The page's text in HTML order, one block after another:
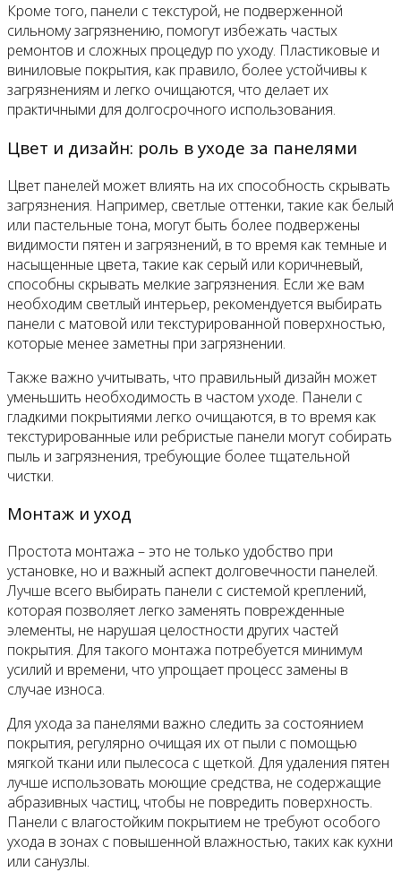
Кроме того, панели с текстурой, не подверженной
сильному загрязнению, помогут избежать частых
ремонтов и сложных процедур по уходу. Пластиковые и
виниловые покрытия, как правило, более устойчивы к
загрязнениям и легко очищаются, что делает их
практичными для долгосрочного использования.
Цвет и дизайн: роль в уходе за панелями
Цвет панелей может влиять на их способность скрывать
загрязнения. Например, светлые оттенки, такие как белый
или пастельные тона, могут быть более подвержены
видимости пятен и загрязнений, в то время как темные и
насыщенные цвета, такие как серый или коричневый,
способны скрывать мелкие загрязнения. Если же вам
необходим светлый интерьер, рекомендуется выбирать
панели с матовой или текстурированной поверхностью,
которые менее заметны при загрязнении.
Также важно учитывать, что правильный дизайн может
уменьшить необходимость в частом уходе. Панели с
гладкими покрытиями легко очищаются, в то время как
текстурированные или ребристые панели могут собирать
пыль и загрязнения, требующие более тщательной
чистки.
Монтаж и уход
Простота монтажа – это не только удобство при
установке, но и важный аспект долговечности панелей.
Лучше всего выбирать панели с системой креплений,
которая позволяет легко заменять поврежденные
элементы, не нарушая целостности других частей
покрытия. Для такого монтажа потребуется минимум
усилий и времени, что упрощает процесс замены в
случае износа.
Для ухода за панелями важно следить за состоянием
покрытия, регулярно очищая их от пыли с помощью
мягкой ткани или пылесоса с щеткой. Для удаления пятен
лучше использовать моющие средства, не содержащие
абразивных частиц, чтобы не повредить поверхность.
Панели с влагостойким покрытием не требуют особого
ухода в зонах с повышенной влажностью, таких как кухни
или санузлы.